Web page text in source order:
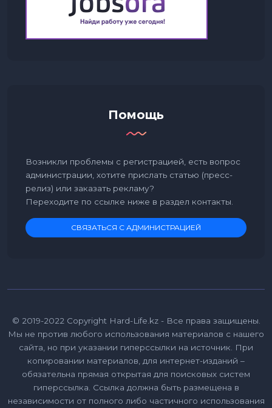
Помощь
Возникли проблемы с регистрацией, есть вопрос
администрации, хотите прислать статью (пресс-
релиз) или заказать рекламу?
Переходите по ссылке ниже в раздел контакты.
СВЯЗАТЬСЯ С АДМИНИСТРАЦИЕЙ
© 2019-2022 Copyright Hard-Life.kz - Все права защищены.
Мы не против любого использования материалов с нашего
сайта, но при указании гиперссылки на источник. При
копировании материалов, для интернет-изданий –
обязательна прямая открытая для поисковых систем
гиперссылка. Ссылка должна быть размещена в
независимости от полного либо частичного использования